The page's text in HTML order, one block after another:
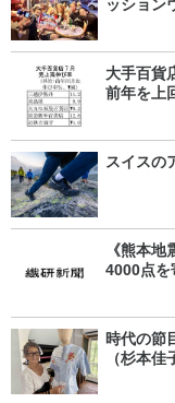
ッション
大手百
前年を上
スイスの
《熊本
4000点を
時代の節
（杉本佳